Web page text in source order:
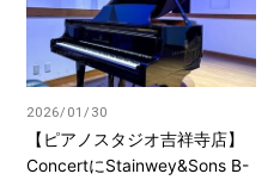
2026/01/30
【ピアノスタジオ吉祥寺店】
ConcertにStainwey&Sons B-